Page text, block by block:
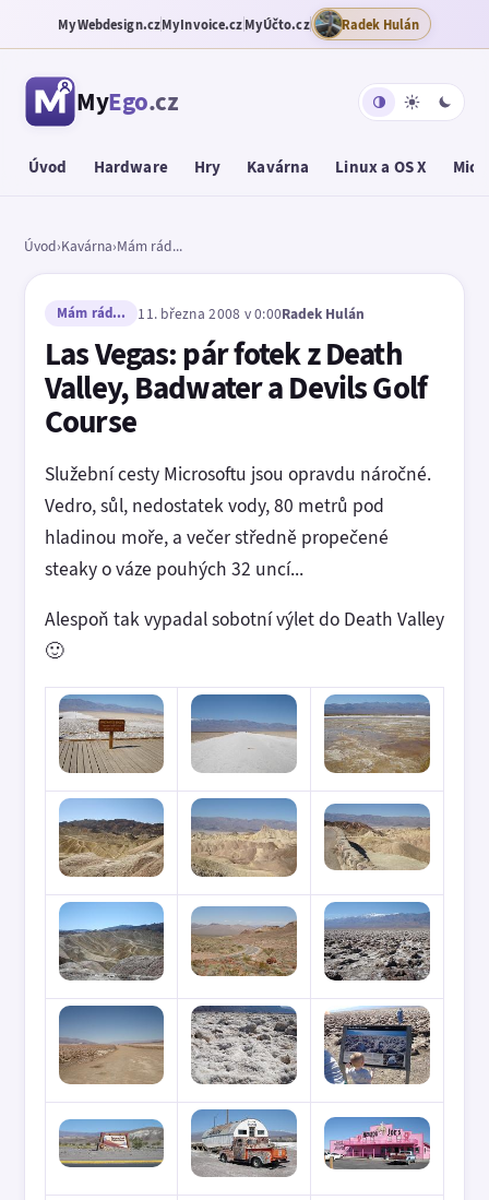
MyWebdesign.czMyInvoice.czMyÚčto.cz Radek Hulán
MyEgo.cz
Úvod Hardware Hry Kavárna Linux a OS X
Úvod›Kavárna›Mám rád...
Mám rád... 11. března 2008 v 0:00Radek Hulán
Las Vegas: pár fotek z Death
Valley, Badwater a Devils Golf
Course
Služební cesty Microsoftu jsou opravdu náročné.
Vedro, sůl, nedostatek vody, 80 metrů pod
hladinou moře, a večer středně propečené
steaky o váze pouhých 32 uncí...
Alespoň tak vypadal sobotní výlet do Death Valley
🙂